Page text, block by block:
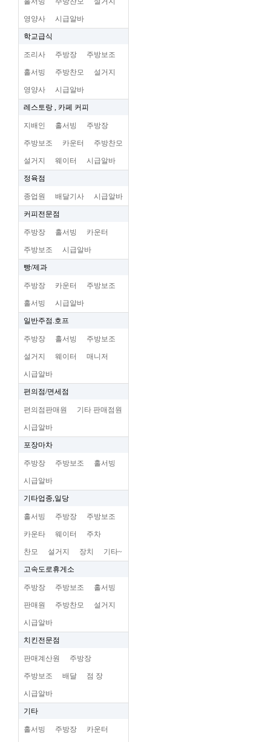
영양사 시급알바
학교급식
조리사 주방장 주방보조
홀서빙 주방찬모 설거지
영양사 시급알바
레스토랑 , 카페 커피
지배인 홀서빙 주방장
주방보조 카운터 주방찬모
설거지 웨이터 시급알바
정육점
종업원 배달기사 시급알바
커피전문점
주방장 홀서빙 카운터
주방보조 시급알바
빵/제과
주방장 카운터 주방보조
홀서빙 시급알바
일반주점.호프
주방장 홀서빙 주방보조
설거지 웨이터 매니저
시급알바
편의점/면세점
편의점판매원 기타 판매점원
시급알바
포장마차
주방장 주방보조 홀서빙
시급알바
기타업종,일당
홀서빙 주방장 주방보조
카운타 웨이터 주차
찬모 설거지 장치 기타~
고속도로휴게소
주방장 주방보조 홀서빙
판매원 주방찬모 설거지
시급알바
치킨전문점
판매계산원 주방장
주방보조 배달 점 장
시급알바
기타
홀서빙 주방장 카운터